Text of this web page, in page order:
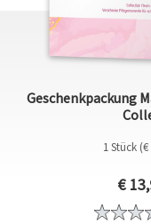
Geschenkpackung
1 Stück
€